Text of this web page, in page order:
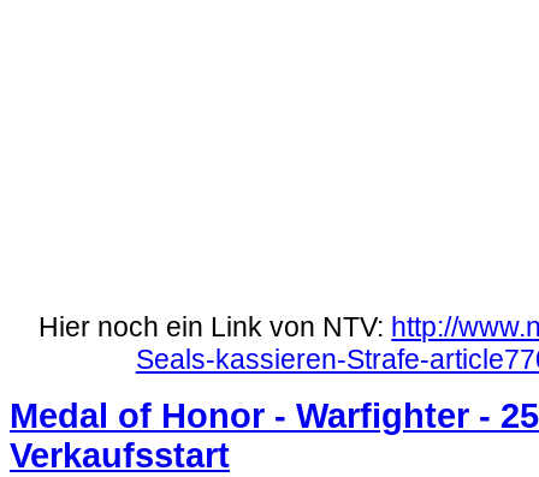
Hier noch ein Link von NTV: http://
Seals-kassieren-Strafe-
Medal of Honor - Warfighter -
Verkaufsstart